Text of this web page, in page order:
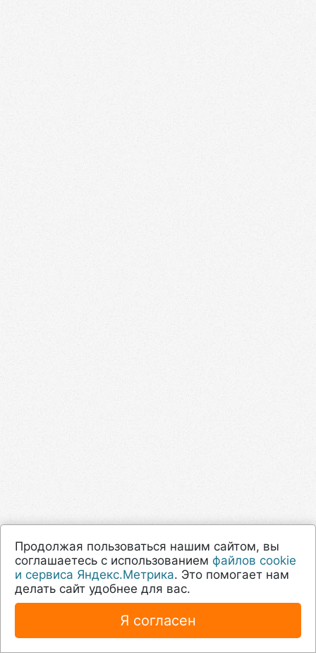
Продолжая пользоваться нашим сайтом, вы
соглашаетесь с использованием файлов cookie
и сервиса Яндекс.Метрика. Это помогает нам
делать сайт удобнее для вас.
Я согласен